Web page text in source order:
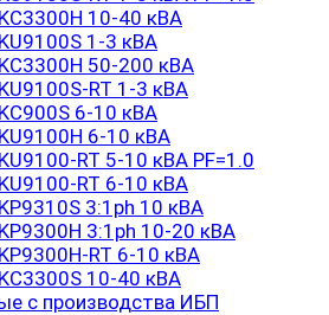
KC3300H 10-40 кВА
KU9100S 1-3 кВА
KC3300H 50-200 кВА
KU9100S-RT 1-3 кВА
KC900S 6-10 кВА
KU9100H 6-10 кВА
KU9100-RT 5-10 кВА PF=1.0
KU9100-RT 6-10 кВА
KP9310S 3:1ph 10 кВА
KP9300H 3:1ph 10-20 кВА
KP9300H-RT 6-10 кВА
KC3300S 10-40 кВА
с производства ИБП